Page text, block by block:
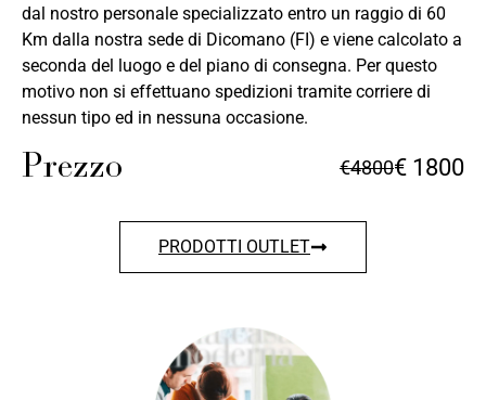
dal nostro personale specializzato entro un raggio di 60
Km dalla nostra sede di Dicomano (FI) e viene calcolato a
seconda del luogo e del piano di consegna. Per questo
motivo non si effettuano spedizioni tramite corriere di
nessun tipo ed in nessuna occasione.
Prezzo €4800€ 1800
PRODOTTI OUTLET